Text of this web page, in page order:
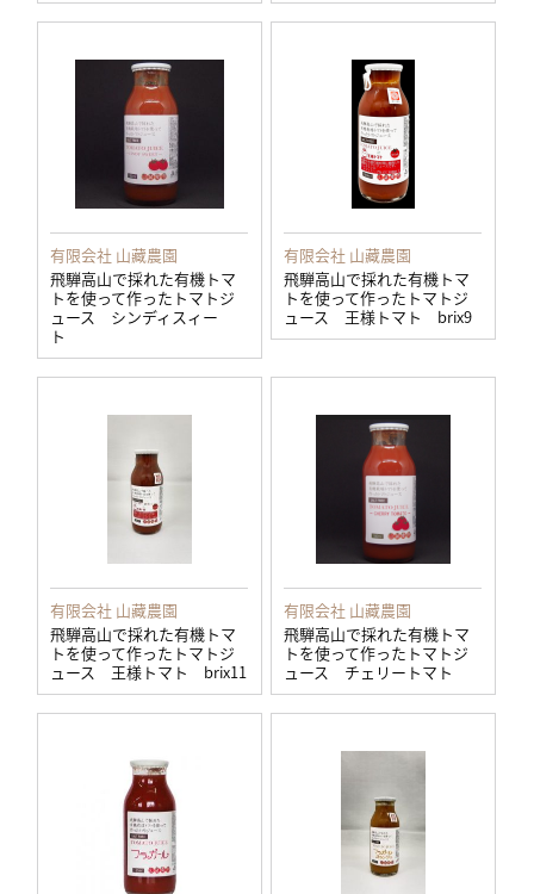
有限会社 山藏農園
飛騨高山で採れた有機トマ
トを使って作ったトマトジ
ュース シンディスィー
ト
有限会社 山藏農園
飛騨高山で採れた有機トマ
トを使って作ったトマトジ
ュース 王様トマト brix9
有限会社 山藏農園
飛騨高山で採れた有機トマ
トを使って作ったトマトジ
ュース 王様トマト brix11
有限会社 山藏農園
飛騨高山で採れた有機トマ
トを使って作ったトマトジ
ュース チェリートマト